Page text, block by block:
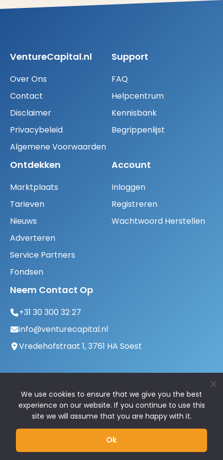
VentureCapital.nl
Over Ons
Contact
Disclaimer
Privacybeleid
Algemene Voorwaarden
Support
FAQ
Helpcentrum
Kennisbank
Begrippenlijst
Ontdekken
Marktplaats
Tarieven
Nieuws
Adverteren
Service Partners
Fondsen
Account
Inloggen
Registreren
Wachtwoord Herstellen
Neem Contact Op
+31 30 300 32 27
info@venturecapital.nl
Vredehofstraat 1, 3761 HA Soest
© 2026 VentureCapital.nl | Alle rechten
We use cookies to ensure that we give you the best
experience on our website. If you continue to use this
site we will assume that you are happy with it.
Ok